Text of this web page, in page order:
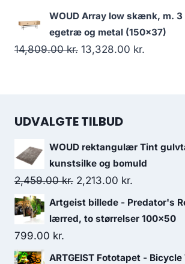
WOUD Array low skænk, m.
egetræ og metal (150x37)
14,809.00kr. 13,328.00 kr.
UDVALGTE TILBUD
WOUD rektangulær Tint
kunstsilke og bomuld
2,459.00kr. 2,213.00 kr.
Artgeist billede - Predator's
lærred, to størrelser 100x50
799.00 kr.
ARTGEIST Fototapet -